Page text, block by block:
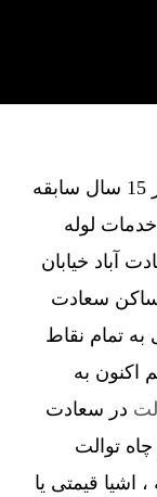
گروه فنی آذین گستر آچاگ ، با بیش از 15 سال سابقه
لوله
آباد خیابان
ساکن سعادت
به تمام نقاط
اکنون به
در سعادت
چاه توالت
اشیا قیمتی یا